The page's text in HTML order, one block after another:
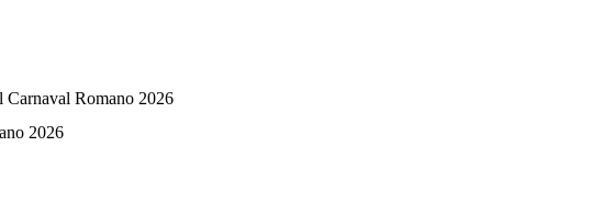
Romano 2026
2026